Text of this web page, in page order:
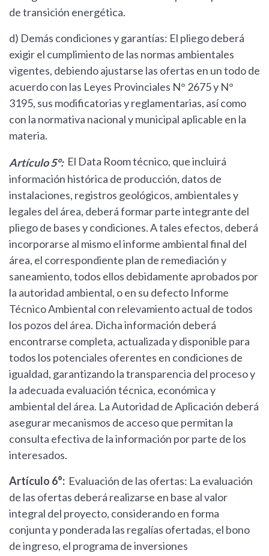
de transición energética.
d) Demás condiciones y garantías: El pliego deberá
exigir el cumplimiento de las normas ambientales
vigentes, debiendo ajustarse las ofertas en un todo de
acuerdo con las Leyes Provinciales N° 2675 y N°
3195, sus modificatorias y reglamentarias, así como
con la normativa nacional y municipal aplicable en la
materia.
Artículo 5°: El Data Room técnico, que incluirá
información histórica de producción, datos de
instalaciones, registros geológicos, ambientales y
legales del área, deberá formar parte integrante del
pliego de bases y condiciones. A tales efectos, deberá
incorporarse al mismo el informe ambiental final del
área, el correspondiente plan de remediación y
saneamiento, todos ellos debidamente aprobados por
la autoridad ambiental, o en su defecto Informe
Técnico Ambiental con relevamiento actual de todos
los pozos del área. Dicha información deberá
encontrarse completa, actualizada y disponible para
todos los potenciales oferentes en condiciones de
igualdad, garantizando la transparencia del proceso y
la adecuada evaluación técnica, económica y
ambiental del área. La Autoridad de Aplicación deberá
asegurar mecanismos de acceso que permitan la
consulta efectiva de la información por parte de los
interesados.
Artículo 6°: Evaluación de las ofertas: La evaluación
de las ofertas deberá realizarse en base al valor
integral del proyecto, considerando en forma
conjunta y ponderada las regalías ofertadas, el bono
de ingreso, el programa de inversiones